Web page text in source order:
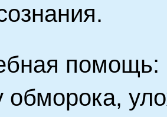
помощь:
обморока,